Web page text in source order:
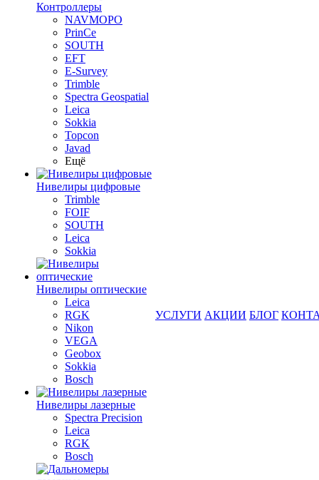
Контроллеры
NAVMOPO
PrinCe
SOUTH
EFT
E-Survey
Trimble
Spectra Geospatial
Leica
Sokkia
Topcon
Javad
Ещё
Нивелиры цифровые
Trimble
FOIF
SOUTH
Leica
Sokkia
Нивелиры оптические
Leica
RGK
Nikon
VEGA
Geobox
Sokkia
Bosch
Нивелиры лазерные
Spectra Precision
Leica
RGK
Bosch
УСЛУГИ АКЦИИ БЛОГ